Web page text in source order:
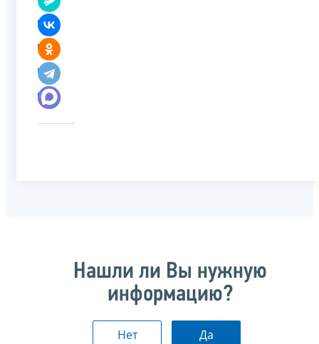
Нашли ли Вы нужную
информацию?
Нет Да